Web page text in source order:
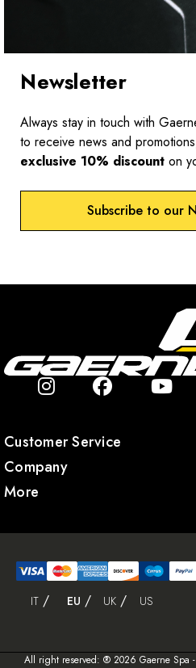
Newsletter
Always stay in touch with
to receive news and
exclusive 10% discount on
Subscribe to our
Customer Service
Company
More
IT EU UK US
All right reserved: ® 2026 Gaerne Spa